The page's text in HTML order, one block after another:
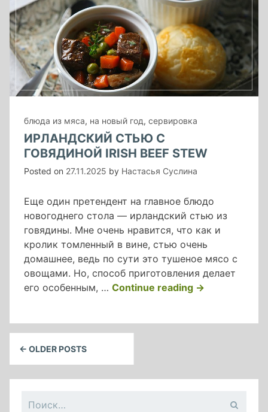
блюда из мяса, на новый год, сервировка
ИРЛАНДСКИЙ СТЬЮ С
ГОВЯДИНОЙ IRISH BEEF STEW
Posted on 27.11.2025 by Настасья Суслина
Еще один претендент на главное блюдо
новогоднего стола — ирландский стью из
говядины. Мне очень нравится, что как и
кролик томленный в вине, стью очень
домашнее, ведь по сути это тушеное мясо с
овощами. Но, способ приготовления делает
его особенным, … Continue reading«ирландский
→
Навигация
по
← OLDER POSTS